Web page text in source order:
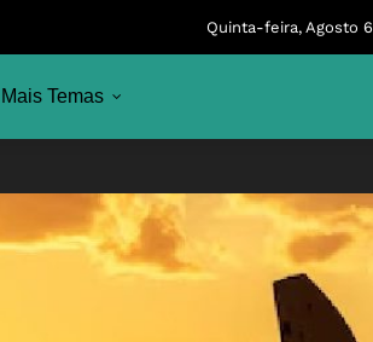
Quinta-feira, Agosto 6
Mais Temas